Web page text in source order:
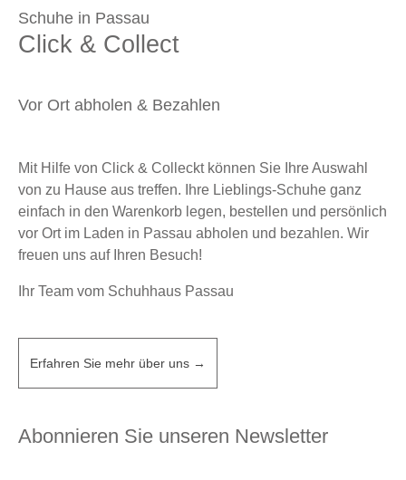
Schuhe in Passau
Click & Collect
Vor Ort abholen & Bezahlen
Mit Hilfe von Click & Colleckt können Sie Ihre Auswahl
von zu Hause aus treffen. Ihre Lieblings-Schuhe ganz
einfach in den Warenkorb legen, bestellen und persönlich
vor Ort im Laden in Passau abholen und bezahlen. Wir
freuen uns auf Ihren Besuch!
Ihr Team vom Schuhhaus Passau
Erfahren Sie mehr über uns →
Abonnieren Sie unseren Newsletter